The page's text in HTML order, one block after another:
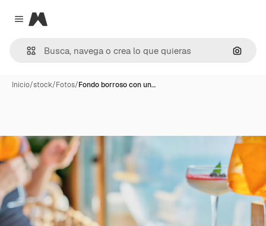
Close menu
Magnific
Inicio/stock/Fotos/Fondo borroso con un…